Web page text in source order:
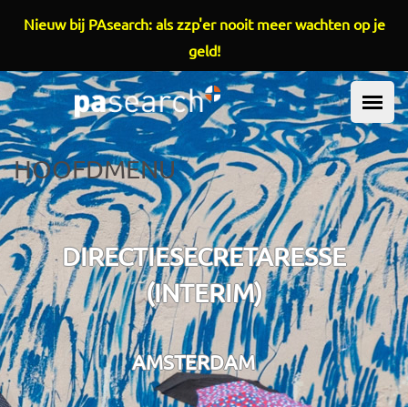
Overslaan en naar de inhoud gaan
HOOFDMENU
DIRECTIESECRETARESSE
(INTERIM)
AMSTERDAM
Nieuw bij PAsearch: als zzp'er nooit meer wachten op je
geld!